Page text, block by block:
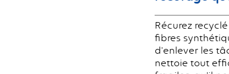
Récurez
fibres
d'enlever les
nettoie tout